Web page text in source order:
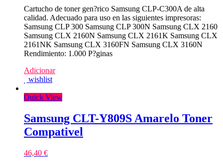
Cartucho de toner gen?rico Samsung CLP-C300A de alta
calidad. Adecuado para uso en las siguientes impresoras:
Samsung CLP 300 Samsung CLP 300N Samsung CLX 2160
Samsung CLX 2160N Samsung CLX 2161K Samsung CLX
2161NK Samsung CLX 3160FN Samsung CLX 3160N
Rendimiento: 1.000 P?ginas
Adicionar
wishlist
Quick View
Samsung CLT-Y809S Amarelo Toner
Compativel
46,40 €